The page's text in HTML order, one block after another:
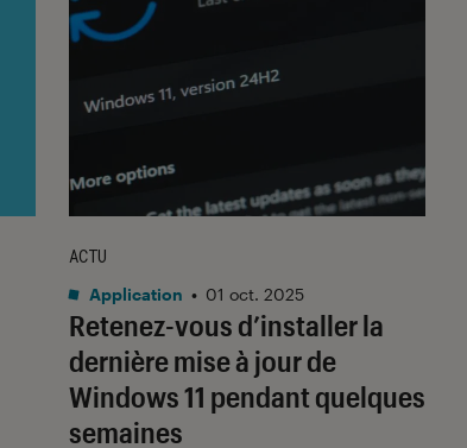
Retenez-vous d’installer la
dernière mise à jour de
Windows 11 pendant quelques
semaines
ACTU
Application • 01 oct. 2025